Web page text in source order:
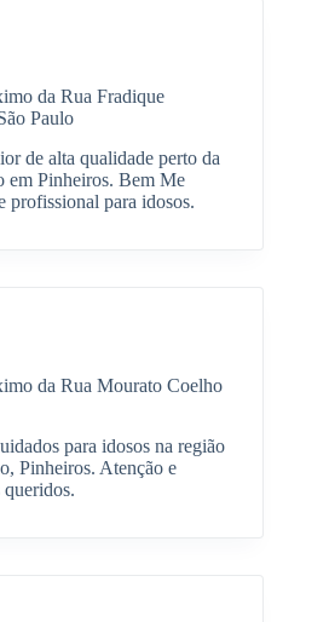
da Rua Fradique
Paulo
de alta qualidade perto da
em Pinheiros. Bem Me
profissional para idosos.
da Rua Mourato Coelho
para idosos na região
Pinheiros. Atenção e
queridos.